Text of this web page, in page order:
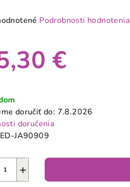
Podrobnosti hodnotenia
€
doručiť do: 7.8.2026
doručenia
ED-JA90909
+